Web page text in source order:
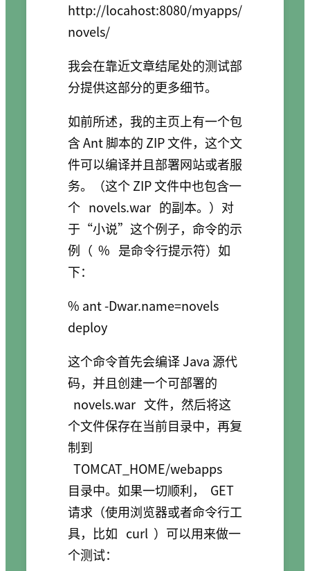
http://locahost:8080/myapps/
我会在靠近文章结尾处的测试部
分提供这部分的更多细节。
如前所述，我的主页上有一个包
含 Ant 脚本的 ZIP 文件，这个文
件可以编译并且部署网站或者服
务。（这个 ZIP 文件中也包含一
个 novels.war 的副本。）对
于“小说”这个例子，命令的示
例（ % 是命令行提示符）如
下：
% ant -Dwar.name=novels
这个命令首先会编译 Java 源代
码，并且创建一个可部署的
novels.war 文件，然后将这
个文件保存在当前目录中，再复
制到
TOMCAT_HOME/webapps
目录中。如果一切顺利，
GET
请求（使用浏览器或者命令行工
具，比如 curl ）可以用来做一
个测试：